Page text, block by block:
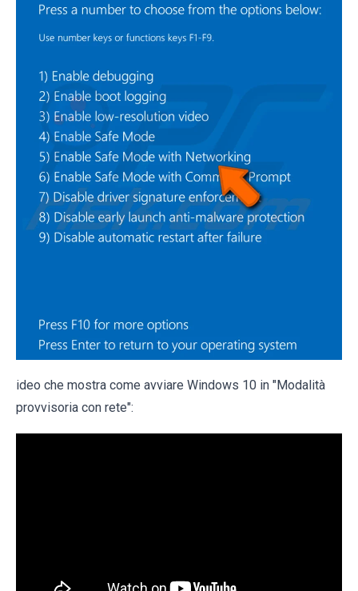
ideo che mostra come avviare Windows 10 in "Modalità
provvisoria con rete":